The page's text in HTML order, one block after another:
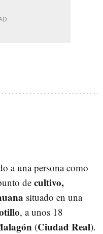
a una persona como
de cultivo,
situado en una
, a unos 18
(Ciudad Real).